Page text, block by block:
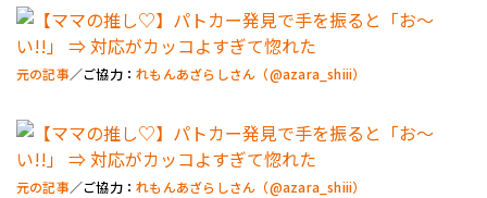
元の記事／ご協力：れもんあざらしさん（@azara_shiii）
元の記事／ご協力：れもんあざらしさん（@azara_shiii）